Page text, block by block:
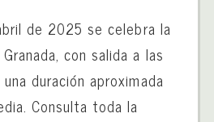
de 2025 se celebra la
con salida a las
duración aproximada
Consulta toda la